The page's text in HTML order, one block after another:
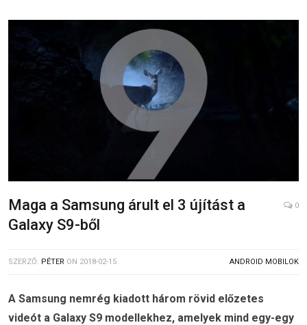
Maga a Samsung árult el 3 újítást a
Galaxy S9-ből
0
SZERZŐ: PÉTER ON 2018-02-15 ANDROID MOBILOK
A Samsung nemrég kiadott három rövid előzetes
videót a Galaxy S9 modellekhez, amelyek mind egy-egy